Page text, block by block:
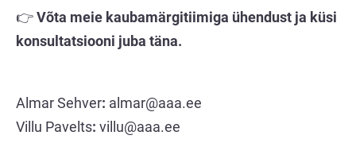
👉Võta meie kaubamärgitiimiga ühendust ja küsi
konsultatsiooni juba täna.
Almar Sehver: almar@aaa.ee
Villu Pavelts: villu@aaa.ee